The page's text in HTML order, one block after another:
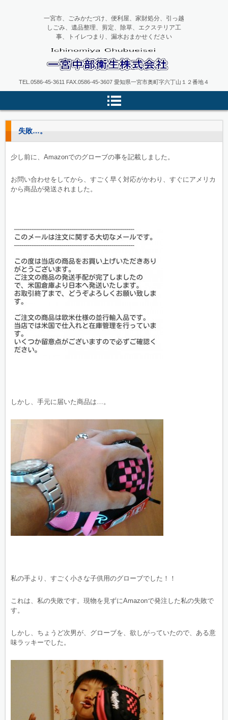
一宮中部衛生
一宮市、ごみかたづけ、便利屋、家財処分、引っ越
しごみ、遺品整理、剪定、除草、エクステリア工
事、トイレつまり、漏水おまかせください
TEL.0586-45-3611 FAX.0586-45-3607 愛知県一宮市奥町字六丁山１２番地４
失敗…。
少し前に、Amazonでのグローブの事を記載しました。
お問い合わせをしてから、すごく早く対応がかわり、すぐにアメリカ
から商品が発送されました。
しかし、手元に届いた商品は…。
私の手より、すごく小さな子供用のグローブでした！！
これは、私の失敗です。現物を見ずにAmazonで発注した私の失敗で
す。
しかし、ちょうど次男が、グローブを、欲しがっていたので、ある意
味ラッキーでした。